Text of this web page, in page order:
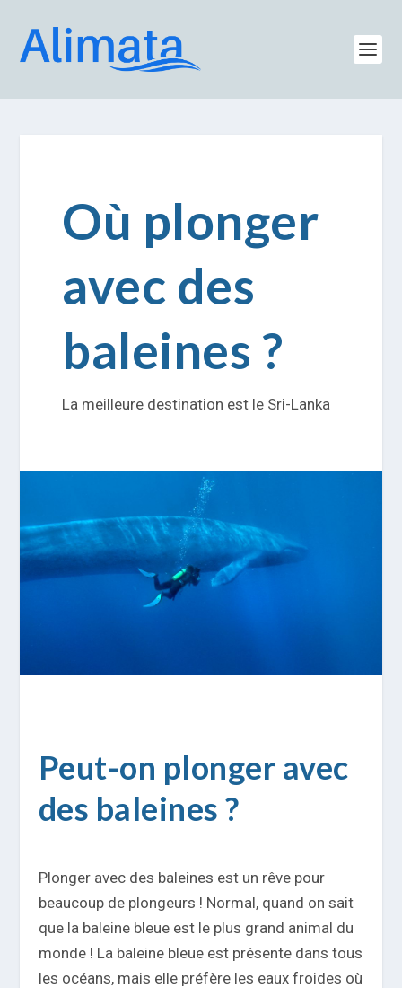
Où plonger
avec des
baleines ?
La meilleure destination est le Sri-Lanka
Peut-on plonger avec
des baleines ?
Plonger avec des baleines est un rêve pour
beaucoup de plongeurs ! Normal, quand on sait
que la baleine bleue est le plus grand animal du
monde ! La baleine bleue est présente dans tous
les océans, mais elle préfère les eaux froides où